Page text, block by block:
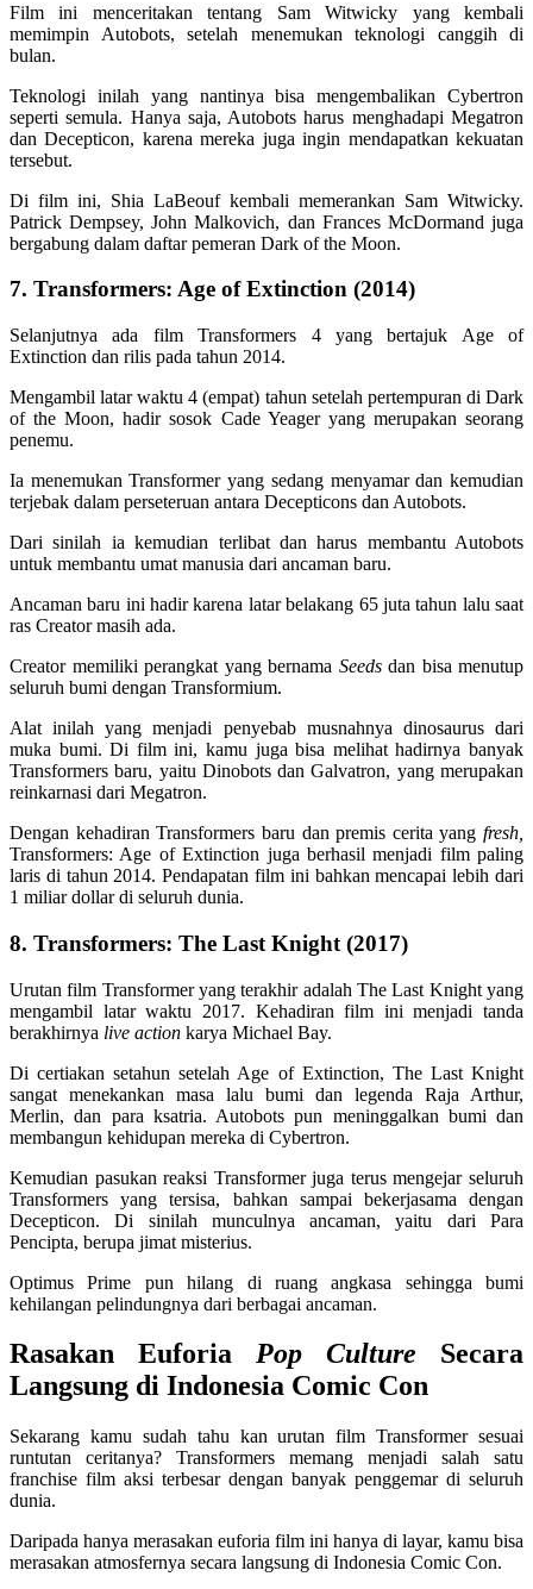
Film ini menceritakan tentang Sam Witwicky yang kembali
memimpin Autobots, setelah menemukan teknologi canggih di
bulan.
Teknologi inilah yang nantinya bisa mengembalikan Cybertron
seperti semula. Hanya saja, Autobots harus menghadapi Megatron
dan Decepticon, karena mereka juga ingin mendapatkan kekuatan
tersebut.
Di film ini, Shia LaBeouf kembali memerankan Sam Witwicky.
Patrick Dempsey, John Malkovich, dan Frances McDormand juga
bergabung dalam daftar pemeran Dark of the Moon.
7. Transformers: Age of Extinction (2014)
Selanjutnya ada film Transformers 4 yang bertajuk Age of
Extinction dan rilis pada tahun 2014.
Mengambil latar waktu 4 (empat) tahun setelah pertempuran di Dark
of the Moon, hadir sosok Cade Yeager yang merupakan seorang
penemu.
Ia menemukan Transformer yang sedang menyamar dan kemudian
terjebak dalam perseteruan antara Decepticons dan Autobots.
Dari sinilah ia kemudian terlibat dan harus membantu Autobots
untuk membantu umat manusia dari ancaman baru.
Ancaman baru ini hadir karena latar belakang 65 juta tahun lalu saat
ras Creator masih ada.
Creator memiliki perangkat yang bernama Seeds dan bisa menutup
seluruh bumi dengan Transformium.
Alat inilah yang menjadi penyebab musnahnya dinosaurus dari
muka bumi. Di film ini, kamu juga bisa melihat hadirnya banyak
Transformers baru, yaitu Dinobots dan Galvatron, yang merupakan
reinkarnasi dari Megatron.
Dengan kehadiran Transformers baru dan premis cerita yang fresh,
Transformers: Age of Extinction juga berhasil menjadi film paling
laris di tahun 2014. Pendapatan film ini bahkan mencapai lebih dari
1 miliar dollar di seluruh dunia.
8. Transformers: The Last Knight (2017)
Urutan film Transformer yang terakhir adalah The Last Knight yang
mengambil latar waktu 2017. Kehadiran film ini menjadi tanda
berakhirnya live action karya Michael Bay.
Di certiakan setahun setelah Age of Extinction, The Last Knight
sangat menekankan masa lalu bumi dan legenda Raja Arthur,
Merlin, dan para ksatria. Autobots pun meninggalkan bumi dan
membangun kehidupan mereka di Cybertron.
Kemudian pasukan reaksi Transformer juga terus mengejar seluruh
Transformers yang tersisa, bahkan sampai bekerjasama dengan
Decepticon. Di sinilah munculnya ancaman, yaitu dari Para
Pencipta, berupa jimat misterius.
Optimus Prime pun hilang di ruang angkasa sehingga bumi
kehilangan pelindungnya dari berbagai ancaman.
Rasakan Euforia Pop Culture Secara
Langsung di Indonesia Comic Con
Sekarang kamu sudah tahu kan urutan film Transformer sesuai
runtutan ceritanya? Transformers memang menjadi salah satu
franchise film aksi terbesar dengan banyak penggemar di seluruh
dunia.
Daripada hanya merasakan euforia film ini hanya di layar, kamu bisa
merasakan atmosfernya secara langsung di Indonesia Comic Con.